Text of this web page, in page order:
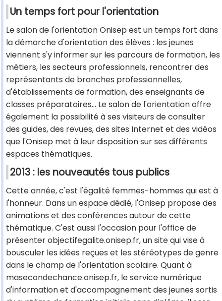
Un temps fort pour l'orientation
Le salon de l'orientation Onisep est un temps fort dans
la démarche d'orientation des élèves : les jeunes
viennent s'y informer sur les parcours de formation, les
métiers, les secteurs professionnels, rencontrer des
représentants de branches professionnelles,
d'établissements de formation, des enseignants de
classes préparatoires... Le salon de l'orientation offre
également la possibilité à ses visiteurs de consulter
des guides, des revues, des sites Internet et des vidéos
que l'Onisep met à leur disposition sur ses différents
espaces thématiques.
2013 : les nouveautés tous publics
Cette année, c'est l'égalité femmes-hommes qui est à
l'honneur. Dans un espace dédié, l'Onisep propose des
animations et des conférences autour de cette
thématique. C'est aussi l'occasion pour l'office de
présenter objectifegalite.onisep.fr, un site qui vise à
bousculer les idées reçues et les stéréotypes de genre
dans le champ de l'orientation scolaire. Quant à
masecondechance.onisep.fr, le service numérique
d'information et d'accompagnement des jeunes sortis